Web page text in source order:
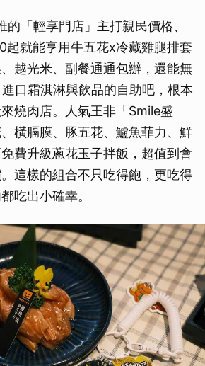
的「輕享門店」主打親民價格、
起就能享用牛五花x冷藏雞腿排套
越光米、副餐通通包辦，還能無
口霜淇淋與飲品的自助吧，根本
燒肉店。人氣王非「Smile盛
橫膈膜、豚五花、鱸魚菲力、鮮
費升級蔥花玉子拌飯，超值到會
這樣的組合不只吃得飽，更吃得
吃出小確幸。